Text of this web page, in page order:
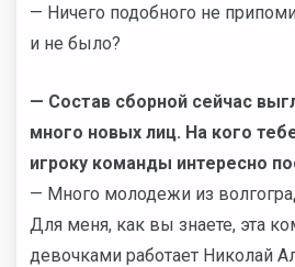
— Ничего подобного не
и не было?
— Состав сборной сейчас
много новых лиц. На кого
игроку команды интересно
— Много молодежи из
Для меня, как вы знаете, эта
девочками работает Николай